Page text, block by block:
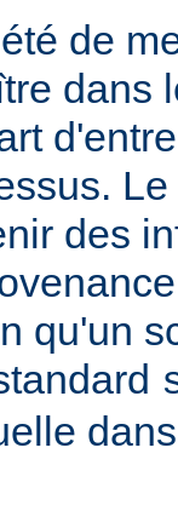
de
dans
des
qu'un